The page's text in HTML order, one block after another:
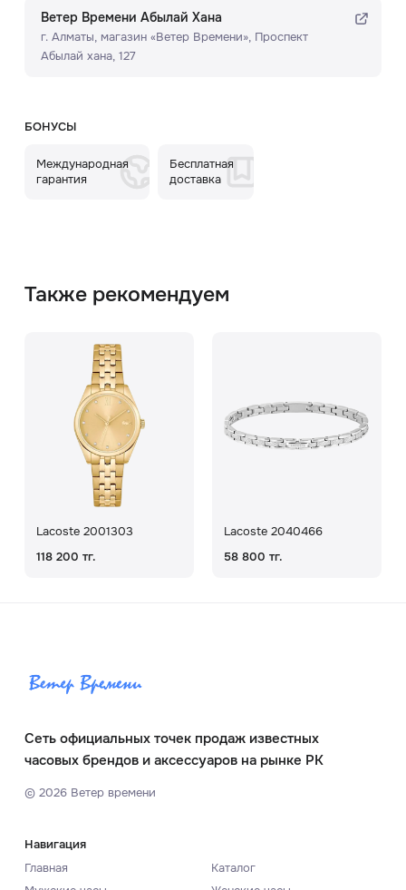
Ветер Времени Абылай Хана
г. Алматы, ​магазин «Ветер Времени»​, Проспект
Абылай хана, 127
БОНУСЫ
Международная
гарантия
Бесплатная
доставка
Также рекомендуем
Lacoste 2001303
118 200 тг.
Lacoste 2040466
58 800 тг.
Сеть официальных точек продаж известных
часовых брендов и аксессуаров на рынке РК
© 2026Ветер времени
Навигация
Главная
Каталог